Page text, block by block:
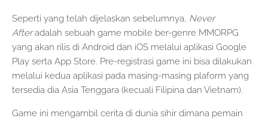
Seperti yang telah dijelaskan sebelumnya, Never
Afteradalah sebuah game mobile ber-genre MMORPG
yang akan rilis di Android dan iOS melalui aplikasi Google
Play serta App Store. Pre-registrasi game ini bisa dilakukan
melalui kedua aplikasi pada masing-masing plaform yang
tersedia dia Asia Tenggara (kecuali Filipina dan Vietnam).
Game ini mengambil cerita di dunia sihir dimana pemain